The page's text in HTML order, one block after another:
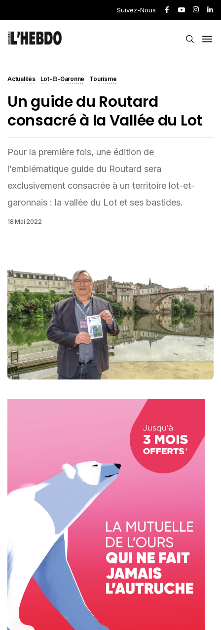
Suivez-Nous
Actualités Lot-Et-Garonne Tourisme
Un guide du Routard
consacré à la Vallée du Lot
Pour la première fois, une édition de
l’emblématique guide du Routard sera
exclusivement consacrée à un territoire lot-et-
garonnais : la vallée du Lot et ses bastides.
18 Mai 2022